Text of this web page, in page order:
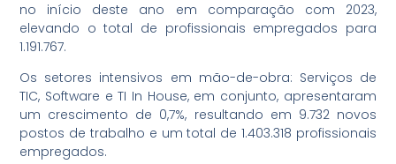
no início deste ano em comparação com 2023,
elevando o total de profissionais empregados para
1.191.767.
Os setores intensivos em mão-de-obra: Serviços de
TIC, Software e TI In House, em conjunto, apresentaram
um crescimento de 0,7%, resultando em 9.732 novos
postos de trabalho e um total de 1.403.318 profissionais
empregados.